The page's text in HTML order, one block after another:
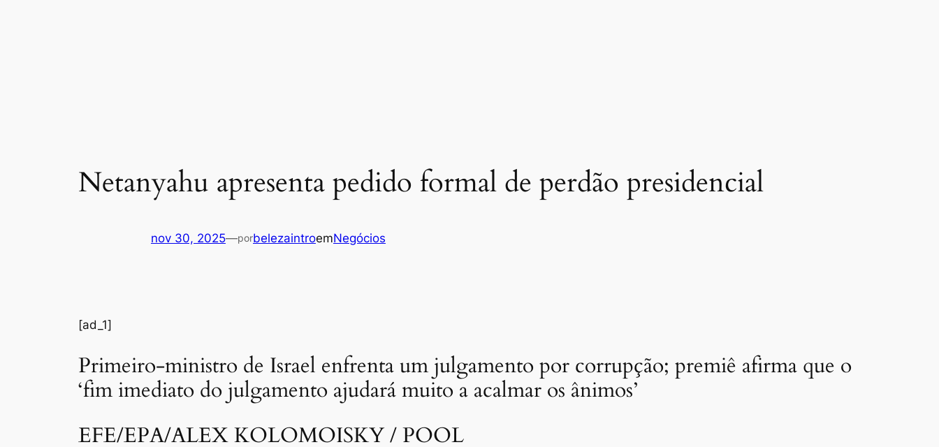
Netanyahu apresenta pedido formal de perdão presidencial
nov 30, 2025—porbelezaintroemNegócios
[ad_1]
Primeiro-ministro de Israel enfrenta um julgamento por corrupção; premiê afirma que o
‘fim imediato do julgamento ajudará muito a acalmar os ânimos’
EFE/EPA/ALEX KOLOMOISKY / POOL